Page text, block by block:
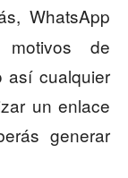
WhatsApp
de
así cualquier
un enlace
generar